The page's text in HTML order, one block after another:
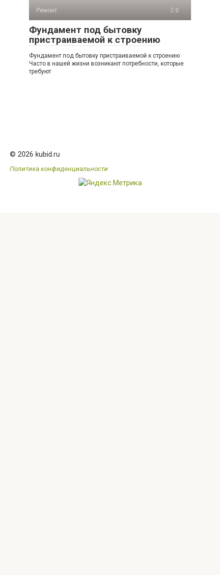
Ремонт 0
Фундамент под бытовку
пристраиваемой к строению
Фундамент под бытовку пристраиваемой к строению
Часто в нашей жизни возникают потребности, которые
требуют
© 2026 kubid.ru
Политика конфиденциальности